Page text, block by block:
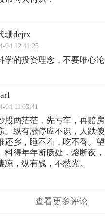
珊dejtx
04 12:41:25
学的投资理念，不要唯心论
04 11:03:41
股两茫茫，先亏车，再赔
。纵有涨停应不识，人跌
还乡，睡不着，吃不香。
料得年年断肠处，熔断夜
凉，纵有钱，不愁光。
查看更多评论